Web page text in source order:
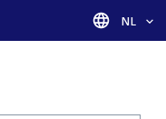
Taal
NL